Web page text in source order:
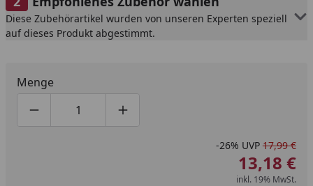
Diese Zubehörartikel wurden von unseren Experten speziell
auf dieses Produkt abgestimmt.
Menge
Produktmenge um eins verringern
Produktmenge manuell eingeben
Produktmenge um eins erhöhen
-26% UVP 17,99 €
13,18 €
inkl. 19% MwSt.